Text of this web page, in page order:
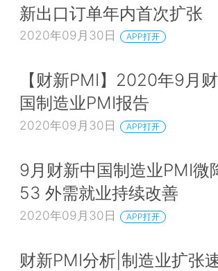
新出口订单年内首次扩张
2020年09月30日 APP打开
【财新PMI】2020年9月
国制造业PMI报告
2020年09月30日 APP打开
9月财新中国制造业PMI微
53 外需就业持续改善
2020年09月30日 APP打开
财新PMI分析|制造业扩张